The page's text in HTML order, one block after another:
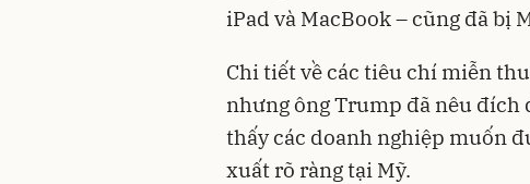
iPad và MacBook – cũng đã bị
Chi tiết về các tiêu chí miễn
nhưng ông Trump đã nêu
thấy các doanh nghiệp muốn
xuất rõ ràng tại Mỹ.